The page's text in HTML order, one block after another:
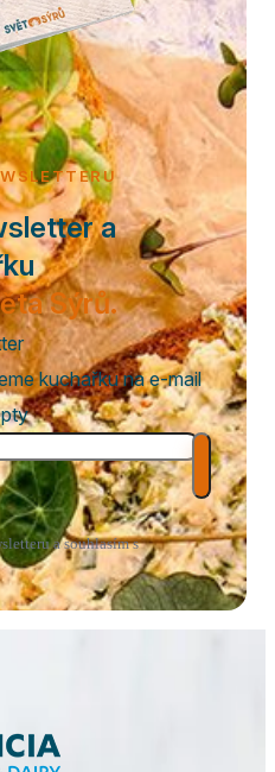
a
Sýrů.
kuchařku na e-mail
a souhlasím s